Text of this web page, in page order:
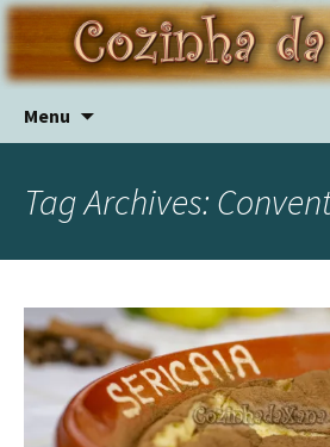
Menu
Tag Archives: